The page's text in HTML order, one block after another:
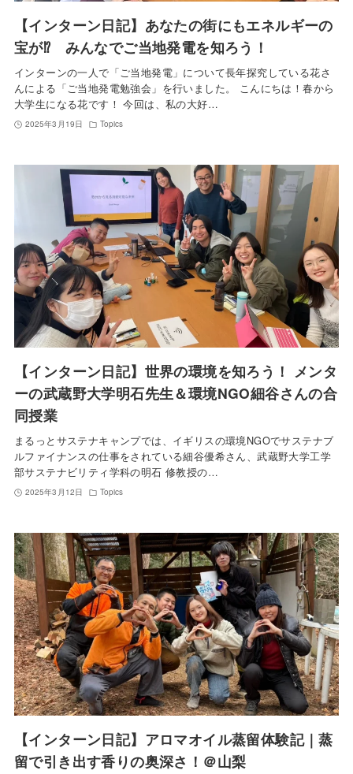
【インターン日記】あなたの街にもエネルギーの
宝が⁉ みんなでご当地発電を知ろう！
インターンの一人で「ご当地発電」について長年探究している花さ
んによる「ご当地発電勉強会」を行いました。 こんにちは！春から
大学生になる花です！ 今回は、私の大好…
2025年3月19日 Topics
【インターン日記】世界の環境を知ろう！ メンタ
ーの武蔵野大学明石先生＆環境NGO細谷さんの合
同授業
まるっとサステナキャンプでは、イギリスの環境NGOでサステナブ
ルファイナンスの仕事をされている細谷優希さん、武蔵野大学工学
部サステナビリティ学科の明石 修教授の…
2025年3月12日 Topics
【インターン日記】アロマオイル蒸留体験記｜蒸
留で引き出す香りの奥深さ！＠山梨